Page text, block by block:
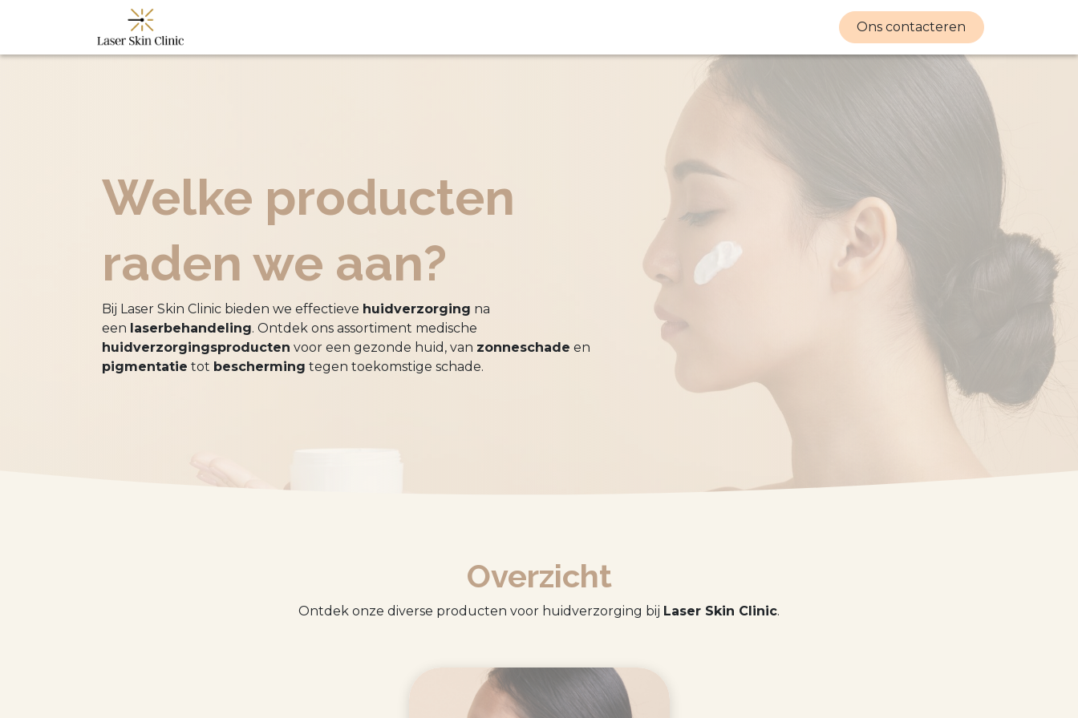
Ons contacteren
Welke producten
raden we aan?
Bij Laser Skin Clinic bieden we effectieve huidverzorging na
een laserbehandeling. Ontdek ons assortiment medische
huidverzorgingsproducten voor een gezonde huid, van zonneschade en
pigmentatie tot bescherming tegen toekomstige schade.
Overzicht
Ontdek onze diverse producten voor huidverzorging bij Laser Skin Clinic.